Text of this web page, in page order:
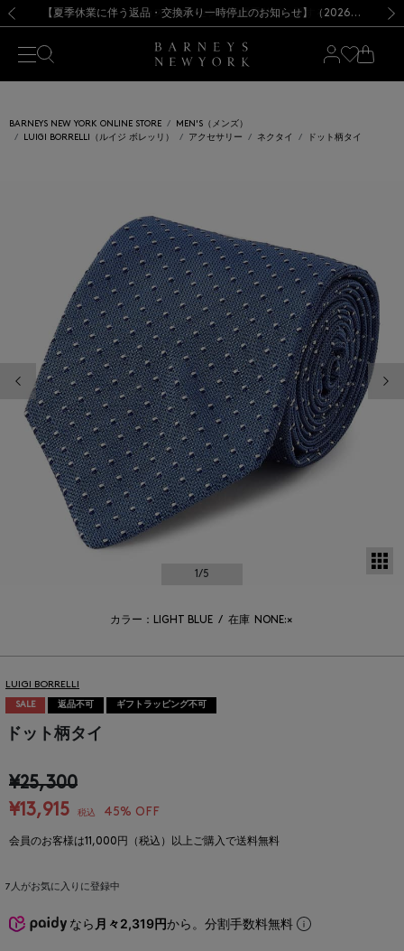
新規登録のお客様も対象！＜MY BARNEYS＞会員のお客様は11,000円（税込）以上のお買上げで常時送料無料！お買い物の際は会員登録を！
【夏季休業に伴う出荷一時停止のお知らせ】(2026.8.7) 【オンラインストア カスタマーセンター夏季休業に関するお知らせ】（2026.8.7）【夏季休業に伴う返品・交換承り一時停止のお知らせ】（2026.8.5）
熊本県を中心とした地震の影響によるお荷物のお届けについて
【開催中】SUMMER SALEのご案内・ご注意事項 新規登録のお客様も対象！＜MY BARNEYS＞会員のお客様は11,000円（税込）以上のお買上げで常時送料無料！お買い物の際は会員登録を！
【夏季休業に伴う出荷一時停止のお知らせ】(2026.8.7)
BARNEYS NEW YORK ONLINE STORE
MEN'S（メンズ）
LUIGI BORRELLI（ルイジ ボレッリ）
アクセサリー ネクタイ ドット柄タイ
前の画像
1/5
カラー：LIGHT BLUE / 在庫 NONE:×
LUIGI BORRELLI
SALE 返品不可 ギフトラッピング不可
ドット柄タイ
¥25,300
¥13,915
税込 45% OFF
会員のお客様は11,000円（税込）以上ご購入で送料無料
7 人がお気に入りに登録中
なら 月々2,319円から。分割手数料無料